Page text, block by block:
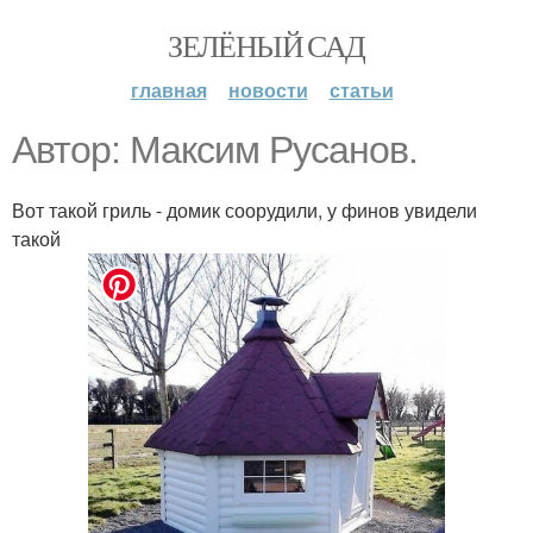
ЗЕЛЁНЫЙ САД
главная новости статьи
Автор: Максим Русанов.
Вот такой гриль - домик соорудили, у финов увидели
такой